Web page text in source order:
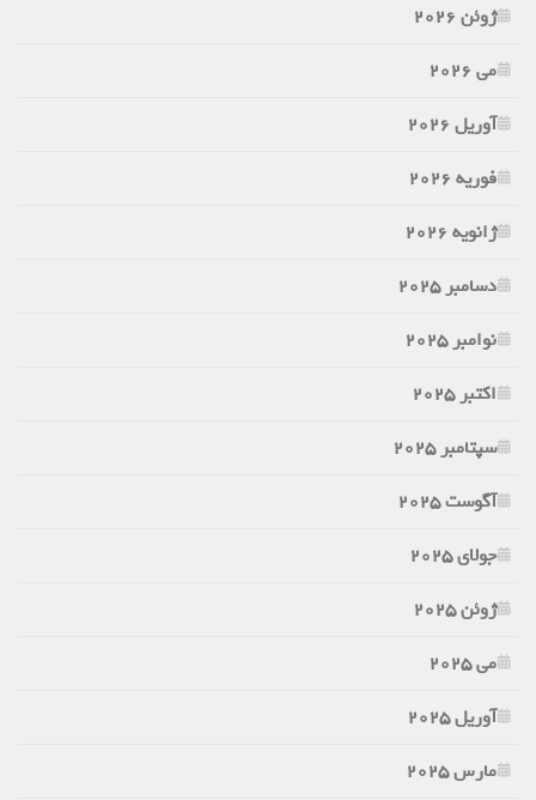
ژوئن 2026
می 2026
آوریل 2026
فوریه 2026
ژانویه 2026
دسامبر 2025
نوامبر 2025
اکتبر 2025
سپتامبر 2025
آگوست 2025
جولای 2025
ژوئن 2025
می 2025
آوریل 2025
مارس 2025